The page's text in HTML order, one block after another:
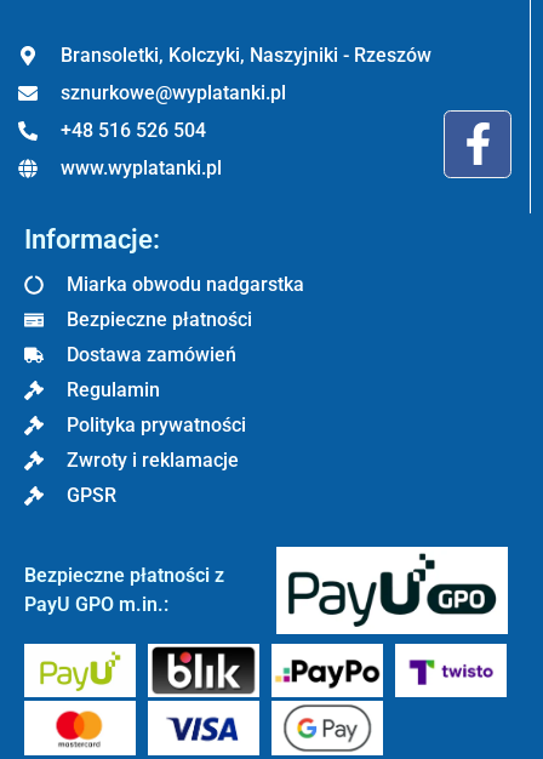
Bransoletki, Kolczyki, Naszyjniki - Rzeszów
sznurkowe@wyplatanki.pl
+48 516 526 504
www.wyplatanki.pl
Informacje:
Miarka obwodu nadgarstka
Bezpieczne płatności
Dostawa zamówień
Regulamin
Polityka prywatności
Zwroty i reklamacje
GPSR
Bezpieczne płatności z
PayU GPO m.in.: